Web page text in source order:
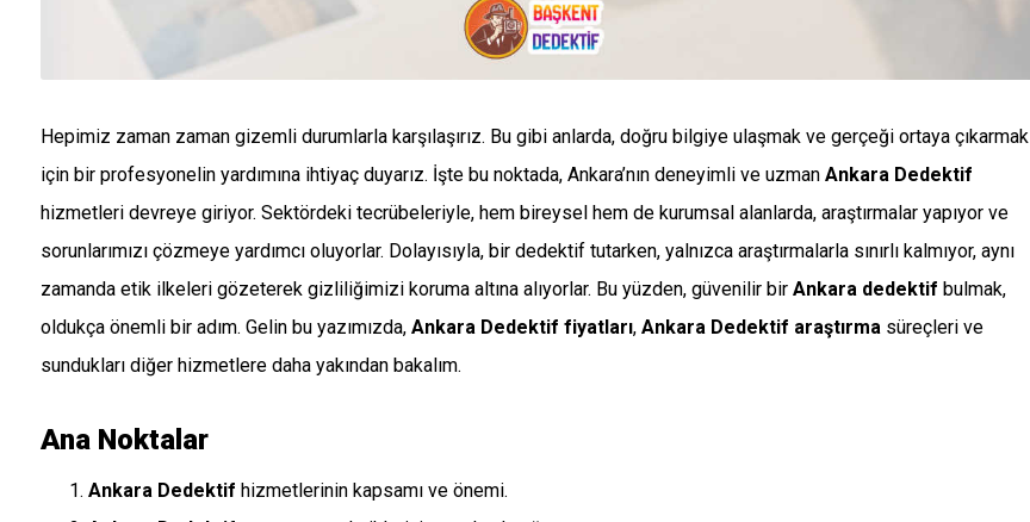
Hepimiz zaman zaman gizemli durumlarla karşılaşırız. Bu gibi anlarda, doğru bilgiye ulaşmak ve gerçeği ortaya çıkarmak
için bir profesyonelin yardımına ihtiyaç duyarız. İşte bu noktada, Ankara’nın deneyimli ve uzman Ankara Dedektif
hizmetleri devreye giriyor. Sektördeki tecrübeleriyle, hem bireysel hem de kurumsal alanlarda, araştırmalar yapıyor ve
sorunlarımızı çözmeye yardımcı oluyorlar. Dolayısıyla, bir dedektif tutarken, yalnızca araştırmalarla sınırlı kalmıyor, aynı
zamanda etik ilkeleri gözeterek gizliliğimizi koruma altına alıyorlar. Bu yüzden, güvenilir bir Ankara dedektif bulmak,
oldukça önemli bir adım. Gelin bu yazımızda, Ankara Dedektif fiyatları, Ankara Dedektif araştırmasüreçleri ve
sundukları diğer hizmetlere daha yakından bakalım.
Ana Noktalar
Ankara Dedektif hizmetlerinin kapsamı ve önemi.